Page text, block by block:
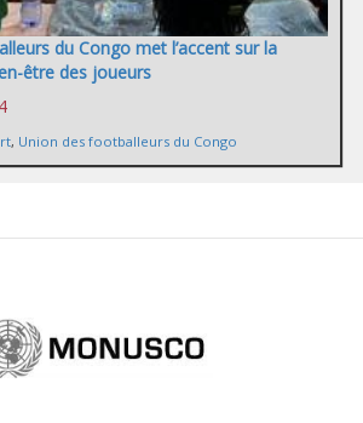
du Congo met l’accent sur la
être des joueurs
, Union des footballeurs du Congo